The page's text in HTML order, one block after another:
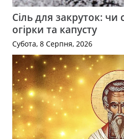
Сіль для закруток: чи
огірки та капусту
Субота, 8 Серпня, 2026